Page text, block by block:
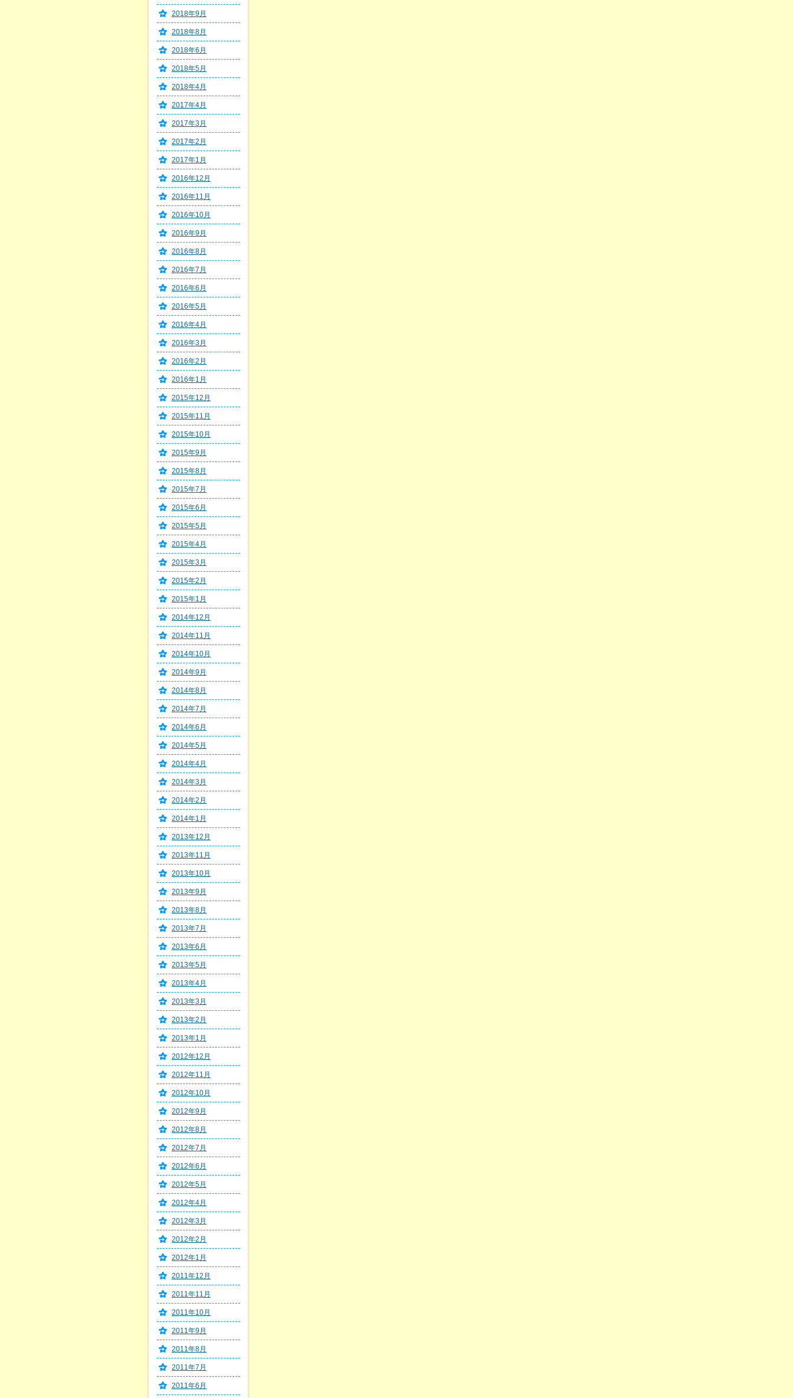
2018年9月
2018年8月
2018年6月
2018年5月
2018年4月
2017年4月
2017年3月
2017年2月
2017年1月
2016年12月
2016年11月
2016年10月
2016年9月
2016年8月
2016年7月
2016年6月
2016年5月
2016年4月
2016年3月
2016年2月
2016年1月
2015年12月
2015年11月
2015年10月
2015年9月
2015年8月
2015年7月
2015年6月
2015年5月
2015年4月
2015年3月
2015年2月
2015年1月
2014年12月
2014年11月
2014年10月
2014年9月
2014年8月
2014年7月
2014年6月
2014年5月
2014年4月
2014年3月
2014年2月
2014年1月
2013年12月
2013年11月
2013年10月
2013年9月
2013年8月
2013年7月
2013年6月
2013年5月
2013年4月
2013年3月
2013年2月
2013年1月
2012年12月
2012年11月
2012年10月
2012年9月
2012年8月
2012年7月
2012年6月
2012年5月
2012年4月
2012年3月
2012年2月
2012年1月
2011年12月
2011年11月
2011年10月
2011年9月
2011年8月
2011年7月
2011年6月